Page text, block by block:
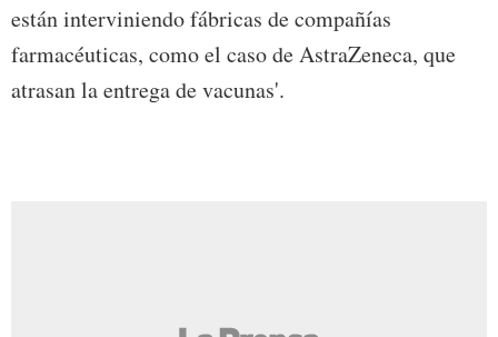
están interviniendo fábricas de compañías
farmacéuticas, como el caso de AstraZeneca, que
atrasan la entrega de vacunas'.